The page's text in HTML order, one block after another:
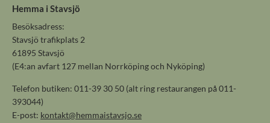
Hemma i Stavsjö
Besöksadress:
Stavsjö trafikplats 2
61895 Stavsjö
(E4:an avfart 127 mellan Norrköping och Nyköping)
Telefon butiken: 011-39 30 50 (alt ring restaurangen på 011-
393044)
E-post: kontakt@hemmaistavsjo.se